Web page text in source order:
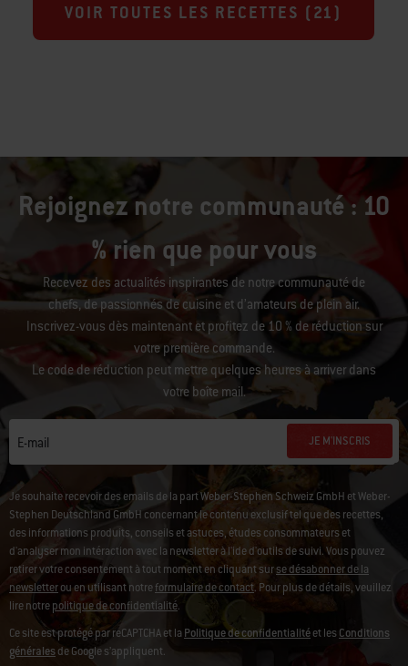
VOIR TOUTES LES RECETTES ( 21 )
Rejoignez notre communauté : 10
% rien que pour vous
Recevez des actualités inspirantes de notre communauté de
chefs, de passionnés de cuisine et d’amateurs de plein air.
Inscrivez-vous dès maintenant et profitez de 10 % de réduction sur
votre première commande.
Le code de réduction peut mettre quelques heures à arriver dans
votre boîte mail.
E-mail JE M'INSCRIS
Je souhaite recevoir des emails de la part Weber-Stephen Schweiz GmbH et Weber-
Stephen Deutschland GmbH concernant le contenu exclusif tel que des recettes,
des informations produits, conseils et astuces, études consommateurs et
d'analyser mon intéraction avec la newsletter à l'ide d'outils de suivi. Vous pouvez
retirer votre consentement à tout moment en cliquant surse désabonner de la
newsletterou en utilisant notreformulaire de contact. Pour plus de détails, veuillez
lire notrepolitique de confidentialité.
Ce site est protégé par reCAPTCHA et la Politique de confidentialitéet lesConditions
généralesde Google s’appliquent.